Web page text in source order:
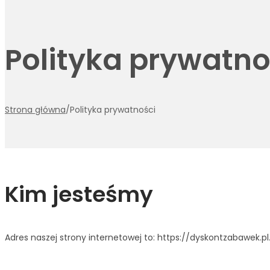
Polityka
Strona główna/Polityka prywatności
Kim jesteśmy
Adres naszej strony internetowej to: https://dyskontzabawek.pl.